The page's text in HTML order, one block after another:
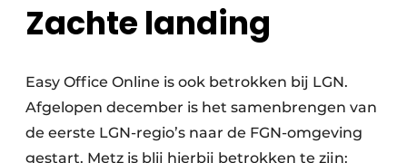
Zachte landing
Easy Office Online is ook betrokken bij LGN.
Afgelopen december is het samenbrengen van
de eerste LGN-regio’s naar de FGN-omgeving
gestart. Metz is blij hierbij betrokken te zijn: